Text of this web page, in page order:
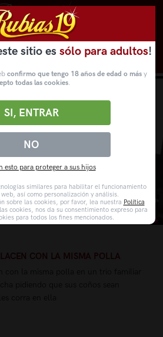
CON LA MISMA POLLA
sitio es sólo para adultos!
confirmo que tengo 18 años de edad o másy
todas las cookies.
NO
SI, ENTRAR
esto para proteger a sus hijos
similares para habilitar el funcionamiento
así como personalización y análisis.
sobre las cookies, por favor, lea nuestra Política
cookies, nos da su consentimiento expreso para
para todos los fines mencionados.